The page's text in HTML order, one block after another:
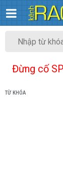
Đừng cố
TỪ KHÓA